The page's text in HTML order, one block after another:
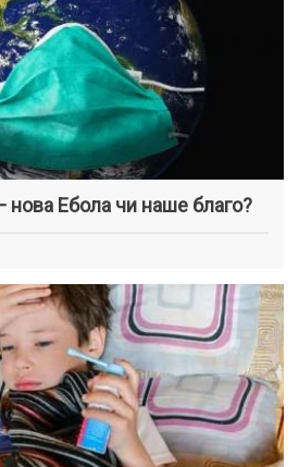
нова Ебола чи наше благо?